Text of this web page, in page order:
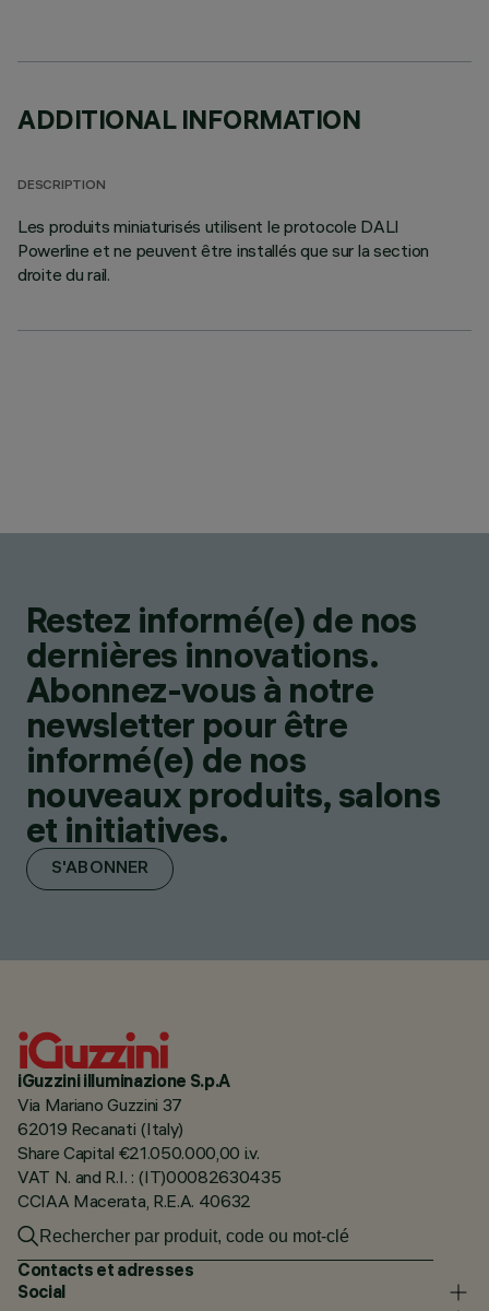
ADDITIONAL INFORMATION
DESCRIPTION
Les produits miniaturisés utilisent le protocole DALI
Powerline et ne peuvent être installés que sur la section
droite du rail.
Restez informé(e) de nos
dernières innovations.
Abonnez-vous à notre
newsletter pour être
informé(e) de nos
nouveaux produits, salons
et initiatives.
S'ABONNER
iGuzzini illuminazione S.p.A
Via Mariano Guzzini 37
62019 Recanati (Italy)
Share Capital €21.050.000,00 i.v.
VAT N. and R.I. : (IT)00082630435
CCIAA Macerata, R.E.A. 40632
Contacts et adresses
Social